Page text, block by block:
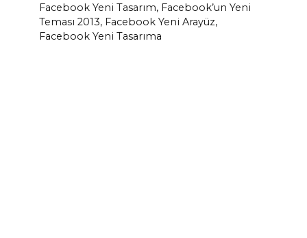
Facebook Yeni Tasarım, Facebook’un Yeni
Teması 2013, Facebook Yeni Arayüz,
Facebook Yeni Tasarıma